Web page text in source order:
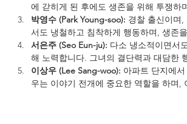
에 갇히게 된 후에도 생존을 위해 투쟁하
박영수 (Park Young-soo): 경찰 출신이며
서도 냉철하고 침착하게 행동하며, 생존
서은주 (Seo Eun-ju): 다소 냉소적이면서
해 노력합니다. 그녀의 결단력과 대담한
이상우 (Lee Sang-woo): 아파트 단지에
우는 이야기 전개에 중요한 역할을 하며,